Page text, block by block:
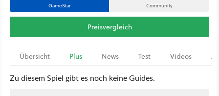
GameStar Community
Preisvergleich
Übersicht Plus News Test Videos
Zu diesem Spiel gibt es noch keine Guides.